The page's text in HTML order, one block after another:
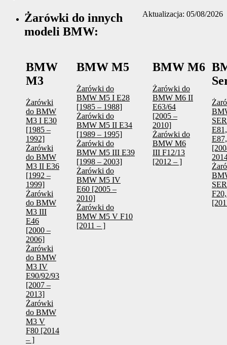
Aktualizacja: 05/08/2026
Żarówki do innych
modeli BMW:
BMW
M3
Żarówki
do BMW
M3 I E30
[1985 –
1992]
Żarówki
do BMW
M3 II E36
[1992 –
1999]
Żarówki
do BMW
M3 III
E46
[2000 –
2006]
Żarówki
do BMW
M3 IV
E90/92/93
[2007 –
2013]
Żarówki
do BMW
M3 V
F80 [2014
– ]
BMW M5
Żarówki do
BMW M5 I E28
[1985 – 1988]
Żarówki do
BMW M5 II E34
[1989 – 1995]
Żarówki do
BMW M5 III E39
[1998 – 2003]
Żarówki do
BMW M5 IV
E60 [2005 –
2010]
Żarówki do
BMW M5 V F10
[2011 – ]
BMW M6
Żarówki do
BMW M6 II
E63/64
[2005 –
2010]
Żarówki do
BMW M6
III F12/13
[2012 – ]